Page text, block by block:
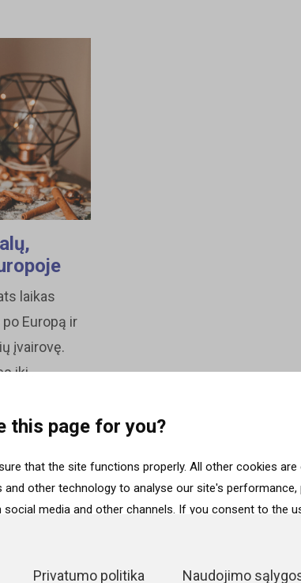
this page for you?
that the site functions properly. All other cookies are
and other technology to analyse our site's
social media and other channels. If you consent to the
Policypage.
laikas
Europą ir
įvairovę.
iki...
Privatumo politika Naudojimo